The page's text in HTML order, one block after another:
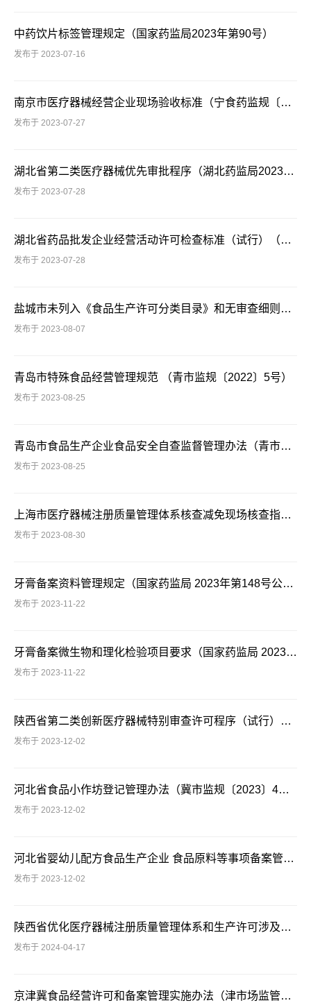
中药饮片标签管理规定（国家药监局2023年第90号）
发布于 2023-07-16
南京市医疗器械经营企业现场验收标准（宁食药监规〔2018〕1号）
发布于 2023-07-27
湖北省第二类医疗器械优先审批程序（湖北药监局2023年 第31号）
发布于 2023-07-28
湖北省药品批发企业经营活动许可检查标准（试行）（湖北药监局 2023年 第4号）
发布于 2023-07-28
盐城市未列入《食品生产许可分类目录》和无审查细则的食品生产许可工作规范
发布于 2023-08-07
青岛市特殊食品经营管理规范 （青市监规〔2022〕5号）
发布于 2023-08-25
青岛市食品生产企业食品安全自查监督管理办法（青市监规〔2019〕1号）
发布于 2023-08-25
上海市医疗器械注册质量管理体系核查减免现场核查指南（试行）（沪药监械注〔2023〕206号）
发布于 2023-08-30
牙膏备案资料管理规定（国家药监局 2023年第148号公告）
发布于 2023-11-22
牙膏备案微生物和理化检验项目要求（国家药监局 2023年第148号公告 附件3）
发布于 2023-11-22
陕西省第二类创新医疗器械特别审查许可程序（试行）（陕药监发〔2023〕17号）
发布于 2023-12-02
河北省食品小作坊登记管理办法（冀市监规〔2023〕4号）
发布于 2023-12-02
河北省婴幼儿配方食品生产企业 食品原料等事项备案管理办法（冀市监规〔2023〕5号）
发布于 2023-12-02
陕西省优化医疗器械注册质量管理体系和生产许可涉及现场检查实施指南（试行）（陕药监发〔2023〕18号）
发布于 2024-04-17
京津冀食品经营许可和备案管理实施办法（津市场监管规〔2023〕2号）